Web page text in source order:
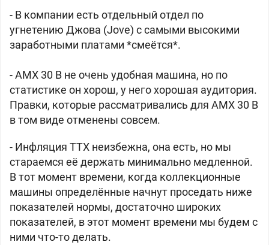
- В компании есть отдельный отдел по
угнетению Джова (Jove) с самыми высокими
заработными платами *смеётся*.
- AMX 30 B не очень удобная машина, но по
статистике он хорош, у него хорошая аудитория.
Правки, которые рассматривались для AMX 30 B
в том виде отменены совсем.
- Инфляция ТТХ неизбежна, она есть, но мы
стараемся её держать минимально медленной.
В тот момент времени, когда коллекционные
машины определённые начнут проседать ниже
показателей нормы, достаточно широких
показателей, в этот момент времени мы будем с
ними что-то делать.